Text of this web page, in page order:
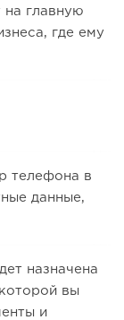
на главную
где ему
телефона в
данные,
назначена
вы
и